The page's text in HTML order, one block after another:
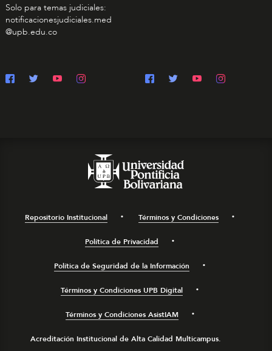
Solo para temas judiciales:
notificacionesjudiciales.med
@upb.edu.co
Repositorio Institucional Términos y Condiciones
Política de Privacidad
Política de Seguridad de la Información
Términos y Condiciones UPB Digital
Términos y Condiciones AsistIAM
Acreditación Institucional de Alta Calidad Multicampus.